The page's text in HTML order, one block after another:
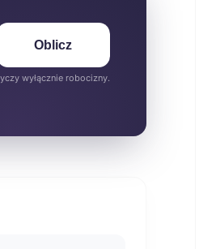
Oblicz
wyłącznie robocizny.